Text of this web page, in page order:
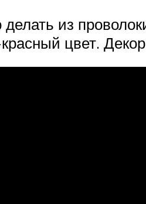
из
цвет.